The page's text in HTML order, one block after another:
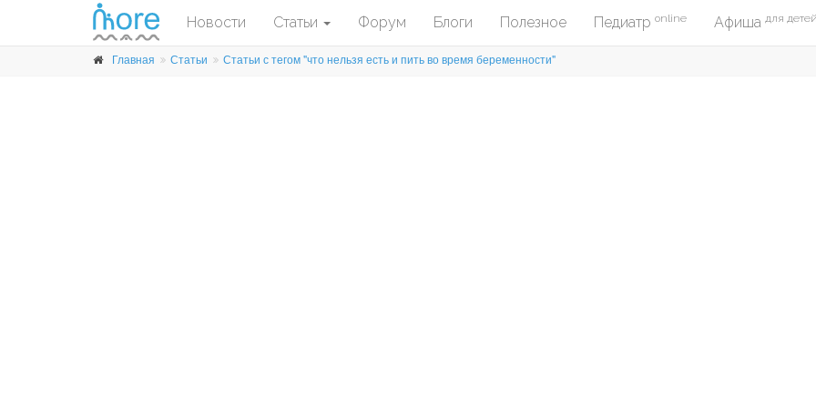
Новости Статьи Форум Блоги Полезное Педиатр online Афиша для детей
Главная Статьи Статьи с тегом "что нельзя есть и пить во время беременности"